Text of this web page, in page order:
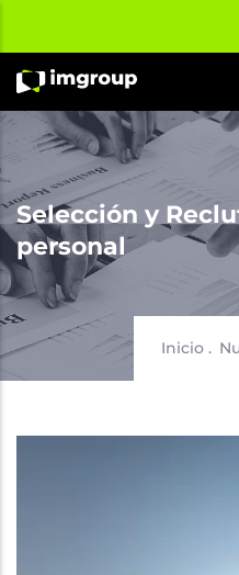
al
contenido
principal
Selección y
personal
de
Inicio .